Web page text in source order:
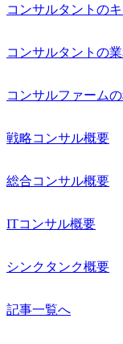
味関心 ● 求める人
で主体的に動ける
直に受け取れる方
コンサルタントの
コンサルタントの
コンサルファーム
戦略コンサル概要
総合コンサル概要
ITコンサル概要
シンクタンク概要
記事一覧へ